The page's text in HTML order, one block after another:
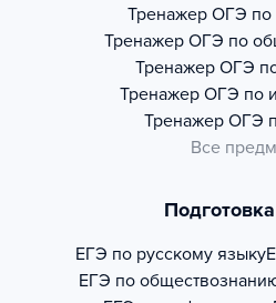
Тренажер ОГЭ по
Тренажер ОГЭ по
Тренажер ОГЭ
Тренажер ОГЭ по
Тренажер ОГЭ
Все
ЕГЭ по русскому языку
ЕГЭ по